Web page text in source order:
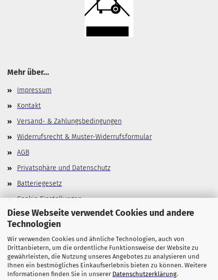
Diese Webseite verwendet Cookies und andere
Technologien
Wir verwenden Cookies und ähnliche Technologien, auch von
Drittanbietern, um die ordentliche Funktionsweise der Website zu
gewährleisten, die Nutzung unseres Angebotes zu analysieren und
Ihnen ein bestmögliches Einkaufserlebnis bieten zu können. Weitere
Informationen finden Sie in unserer Datenschutzerklärung.
Mehr über...
Impressum
Kontakt
Versand- & Zahlungsbedingungen
Widerrufsrecht & Muster-Widerrufsformular
AGB
Privatsphäre und Datenschutz
Batteriegesetz
Cookie Einstellungen
Allgemeines
Stellenangebote